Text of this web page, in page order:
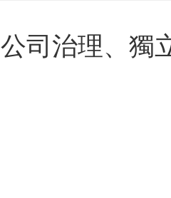
公司治理、獨